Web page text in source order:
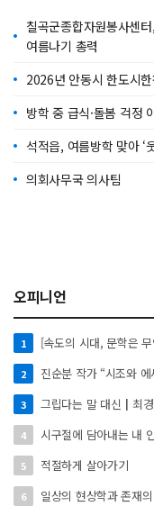
칠곡군종합자원봉사센
여름나기 총력
2026년 안동시 한도시
방학 중 급식·돌봄 걱정
석적읍, 여름방학 맞아 ‘
의회사무국 의사팀
오피니언
1 [속도의 시대, 문학은
2 진순분 작가 “시조와
3 그립다는 말 대신┃최
4 시구절에 담아내는 내
5 적절하게 살아가기
6 일상의 현상학과 존재